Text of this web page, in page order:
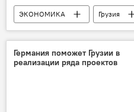
ЭКОНОМИКА Грузия
Германия поможет Грузии в
реализации ряда проектов